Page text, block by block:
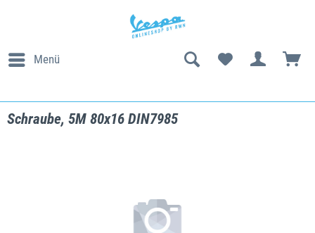
Menü
Schraube, 5M 80x16 DIN7985